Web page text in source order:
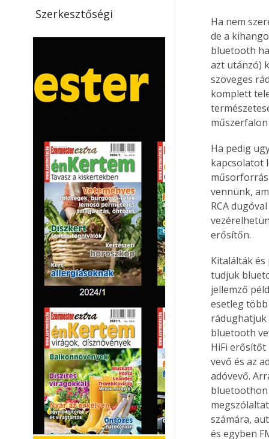
jelentőséget kapott, ahogy a
nyári hőhullámok gyakoribbá és
a megoldást a meleg ellen, ma
már egyre többen keresnek
olyan kültéri hűtési
vendégl
Szerkesztőségi
Ha nem
de a
bluetooth
azt utánzó)
szöveges
komplett
Ha pedig
kapcsolatot
vennünk,
RCA
erősítőn.
Kitalálták
tudjuk
jellemző
esetleg
rádughatjuk
bluetooth
HiFi
vevő és az
adóvevő.
bluetoothon
számára,
és egyben